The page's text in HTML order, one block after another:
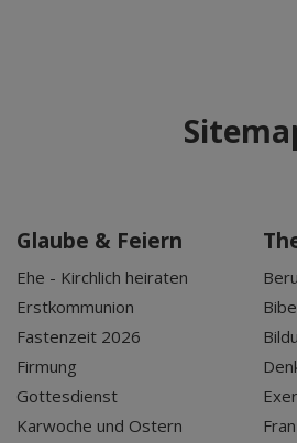
Glaube & Feiern
Ehe - Kirchlich heiraten
Erstkommunion
Fastenzeit 2026
Firmung
Gottesdienst
Karwoche und Ostern